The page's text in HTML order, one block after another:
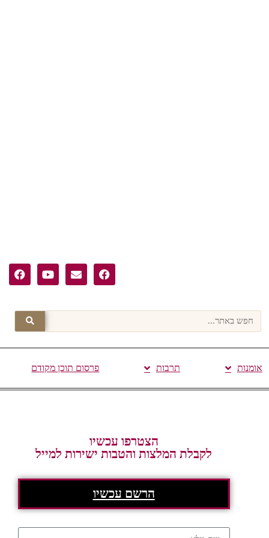
אומנות תרבות פרסום תוכן מקודם
הצטרפו עכשיו
לקבלת המלצות והטבות ישירות למייל
הרשם עכשיו